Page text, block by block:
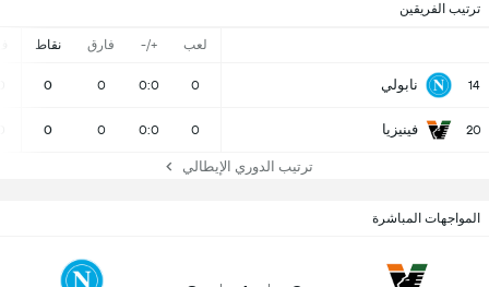
ترتيب الفريقين
لعب +/- فارق نقاط
14 نابولي 0
0:0
0
0
20 فينيزيا 0
0:0
0
0
ترتيب الدوري الإيطالي
المواجهات المباشرة